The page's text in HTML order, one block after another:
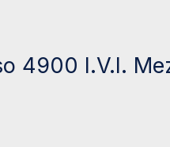
4900 I.V.I.